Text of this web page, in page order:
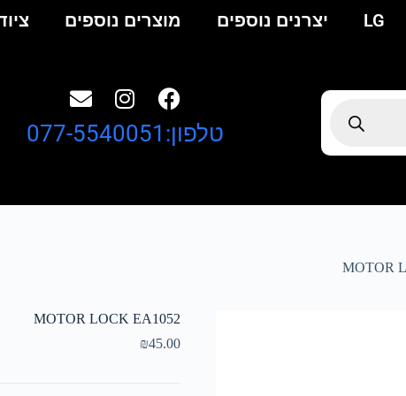
LG יצרנים נוספים מוצרים נוספים
טלפון:077-5540051
MOTOR
MOTOR LOCK EA1052
₪45.00